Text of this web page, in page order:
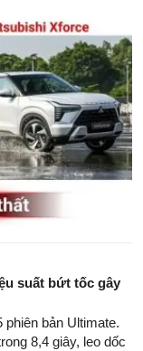
suất bứt tốc gây
bản Ultimate.
8,4 giây, leo dốc